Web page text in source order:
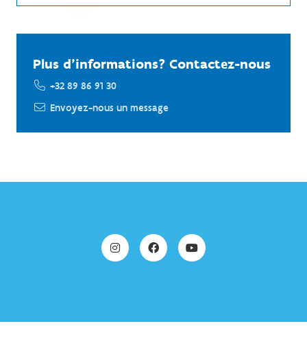
Plus d'informations? Contactez-nous
+32 89 86 91 30
Envoyez-nous un message